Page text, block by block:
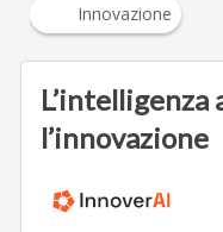
Innovazione
l’innovazione